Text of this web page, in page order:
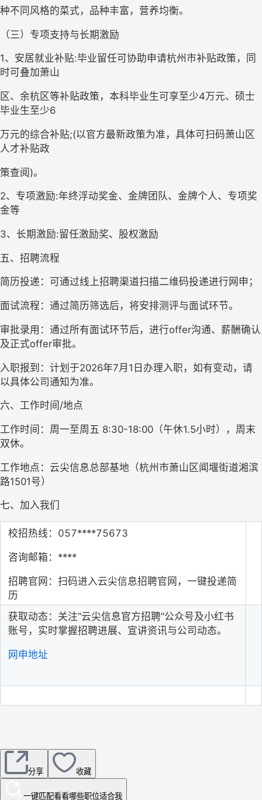
种不同风格的菜式，品种丰富，营养均衡。
（三）专项支持与长期激励
1、安居就业补贴:毕业留任可协助申请杭州市补贴政策，同
时可叠加萧山
区、余杭区等补贴政策，本科毕业生可享至少4万元、硕士
毕业生至少6
万元的综合补贴;(以官方最新政策为准，具体可扫码萧山区
人才补贴政
策查阅 )。
2、专项激励:年终浮动奖金、金牌团队、金牌个人、专项奖
金等
3、 长期激励:留任激励奖、股权激励
五、招聘流程
简历投递：可通过线上招聘渠道扫描二维码投递进行网申；
面试流程：通过简历筛选后，将安排测评与面试环节。
审批录用 ： 通过所有面试环节后，进行offer沟通、薪酬确认
及正式offer审批。
入职报到：计划于2026年7月1日办理入职，如有变动，请
以具体公司通知为准。
六、工作时间 /地点
工作时间：周一至周五 8:30-18:00（午休1.5小时），周末
双休。
工作地点：云尖信息总部基地（杭州市萧山区闻堰街道湘滨
路1501号）
七、加入我们
校招热线： 057****75673
咨询邮箱： ****
招聘官网：扫码进入云尖信息招聘官网，一键投递简
历
获取动态：关注“云尖信息官方招聘”公众号及小红书
账号，实时掌握招聘进展、宣讲资讯与公司动态。
网申地址
分享 收藏
一键匹配看看哪些职位适合我